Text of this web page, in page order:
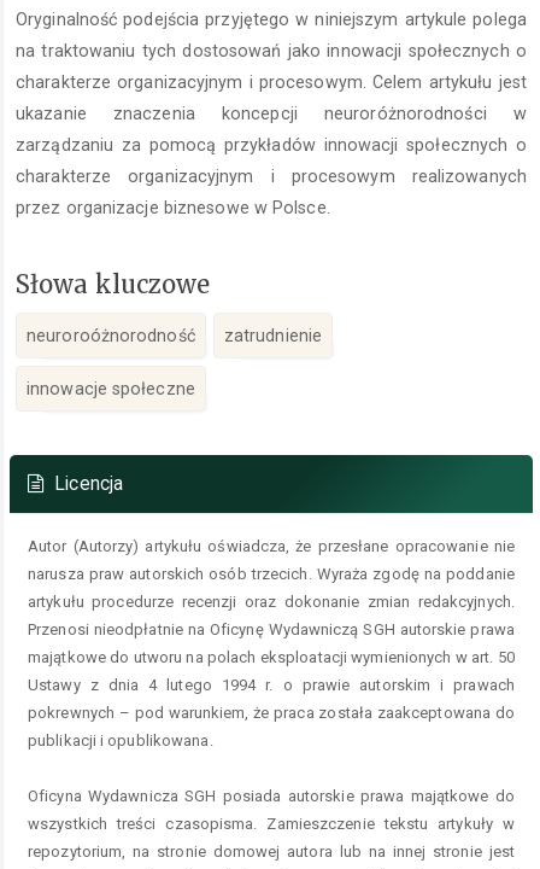
Oryginalność podejścia przyjętego w niniejszym artykule polega
na traktowaniu tych dostosowań jako innowacji społecznych o
charakterze organizacyjnym i procesowym. Celem artykułu jest
ukazanie znaczenia koncepcji neuroróżnorodności w
zarządzaniu za pomocą przykładów innowacji społecznych o
charakterze organizacyjnym i procesowym realizowanych
przez organizacje biznesowe w Polsce.
Słowa kluczowe
neuroroóżnorodność zatrudnienie
innowacje społeczne
artykułu
Licencja
Autor (Autorzy) artykułu oświadcza, że przesłane opracowanie nie
narusza praw autorskich osób trzecich. Wyraża zgodę na poddanie
artykułu procedurze recenzji oraz dokonanie zmian redakcyjnych.
Przenosi nieodpłatnie na Oficynę Wydawniczą SGH autorskie prawa
majątkowe do utworu na polach eksploatacji wymienionych w art. 50
Ustawy z dnia 4 lutego 1994 r. o prawie autorskim i prawach
pokrewnych – pod warunkiem, że praca została zaakceptowana do
publikacji i opublikowana.
Oficyna Wydawnicza SGH posiada autorskie prawa majątkowe do
wszystkich treści czasopisma. Zamieszczenie tekstu artykuły w
repozytorium, na stronie domowej autora lub na innej stronie jest